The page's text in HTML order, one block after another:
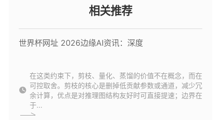
相关推荐
世界杯网址 2026边缘AI资讯：深度
在这类约束下，剪枝、量化、蒸馏的价值不在概念，而在
可控取舍。剪枝的核心是删掉低贡献参数或通道，减少冗
余计算，优点是对推理图结构友好时可直接提速；边界在
于...